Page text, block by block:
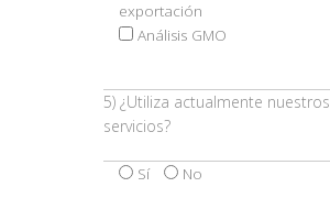
exportación
Análisis GMO
5) ¿Utiliza actualmente nuestros
servicios?
Sí No